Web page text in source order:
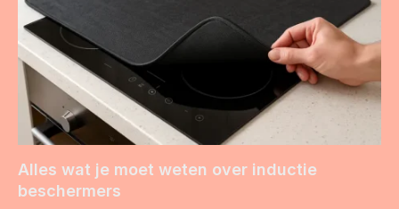
Alles wat je moet weten over inductie
beschermers